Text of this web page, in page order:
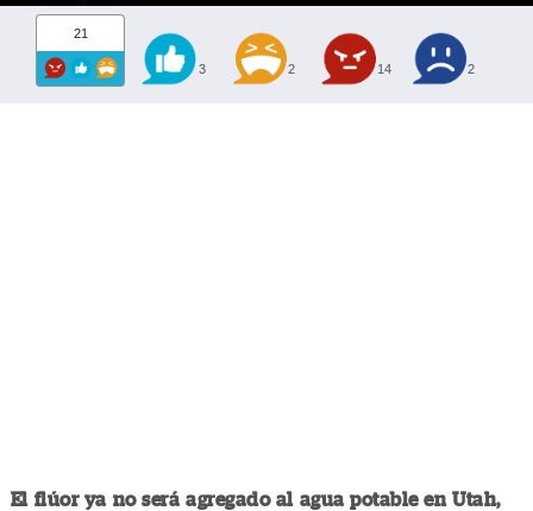
21
3 2 14 2
El flúor ya no será agregado al agua potable en Utah,